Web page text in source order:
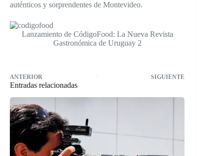
auténticos y sorprendentes de Montevideo.
Lanzamiento de CódigoFood: La Nueva Revista
Gastronómica de Uruguay 2
ANTERIOR SIGUIENTE
Entradas relacionadas